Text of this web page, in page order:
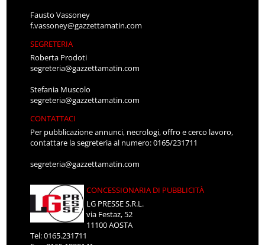
Fausto Vassoney
f.vassoney@gazzettamatin.com
SEGRETERIA
Roberta Prodoti
segreteria@gazzettamatin.com
Stefania Muscolo
segreteria@gazzettamatin.com
CONTATTACI
Per pubblicazione annunci, necrologi, offro e cerco lavoro,
contattare la segreteria al numero: 0165/231711
segreteria@gazzettamatin.com
CONCESSIONARIA DI PUBBLICITÀ
LG PRESSE S.R.L.
via Festaz, 52
11100 AOSTA
Tel: 0165.231711